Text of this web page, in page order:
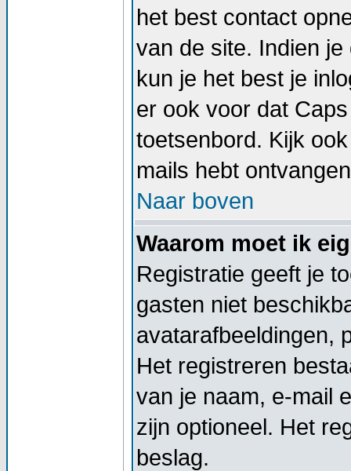
het best contact
van de site. Indien
kun je het best je
er ook voor dat
toetsenbord. Kijk
mails hebt
Naar boven
Waarom moet ik
Registratie geeft je
gasten niet
avatarafbeeldingen,
Het registreren
van je naam, e-mail
zijn optioneel. Het
beslag.